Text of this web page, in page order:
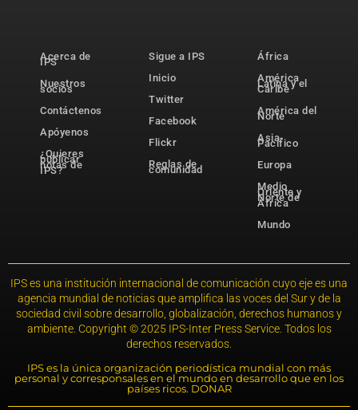
Acerca de
IPS
Nuestros
socios
Contáctenos
Apóyenos
¿Quieres
publicar
notas de
IPS?
Sigue a IPS
Inicio
Twitter
Facebook
Flickr
Reglas de
comunidad
África
América
Latina y el
Caribe
América del
Norte
Asia-
Pacífico
Europa
Medio
Oriente y
Norte de
África
Mundo
IPS es una institución internacional de comunicación cuyo eje es una
agencia mundial de noticias que amplifica las voces del Sur y de la
sociedad civil sobre desarrollo, globalización, derechos humanos y
ambiente. Copyright © 2025 IPS-Inter Press Service. Todos los
derechos reservados.
IPS es la única organización periodística mundial con más
personal y corresponsales en el mundo en desarrollo que en los
países ricos. DONAR